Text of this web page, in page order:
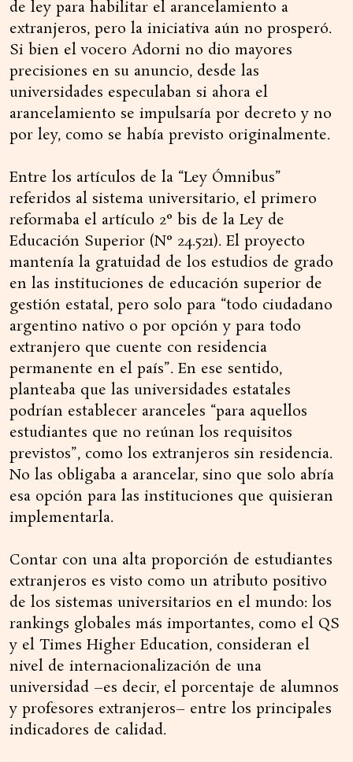
de ley para habilitar el arancelamiento a
extranjeros, pero la iniciativa aún no prosperó.
Si bien el vocero Adorni no dio mayores
precisiones en su anuncio, desde las
universidades especulaban si ahora el
arancelamiento se impulsaría por decreto y no
por ley, como se había previsto originalmente.
Entre los artículos de la “Ley Ómnibus”
referidos al sistema universitario, el primero
reformaba el artículo 2° bis de la Ley de
Educación Superior (N° 24.521). El proyecto
mantenía la gratuidad de los estudios de grado
en las instituciones de educación superior de
gestión estatal, pero solo para “todo ciudadano
argentino nativo o por opción y para todo
extranjero que cuente con residencia
permanente en el país”. En ese sentido,
planteaba que las universidades estatales
podrían establecer aranceles “para aquellos
estudiantes que no reúnan los requisitos
previstos”, como los extranjeros sin residencia.
No las obligaba a arancelar, sino que solo abría
esa opción para las instituciones que quisieran
implementarla.
Contar con una alta proporción de estudiantes
extranjeros es visto como un atributo positivo
de los sistemas universitarios en el mundo: los
rankings globales más importantes, como el QS
y el Times Higher Education, consideran el
nivel de internacionalización de una
universidad –es decir, el porcentaje de alumnos
y profesores extranjeros– entre los principales
indicadores de calidad.